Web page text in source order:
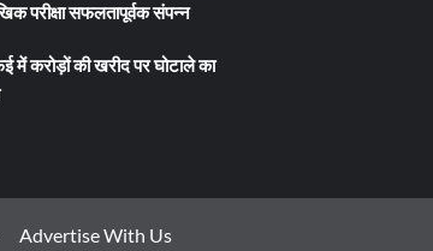
परीक्षा सफलतापूर्वक संपन्न
करोड़ों की खरीद पर घोटाले का
Advertise With Us